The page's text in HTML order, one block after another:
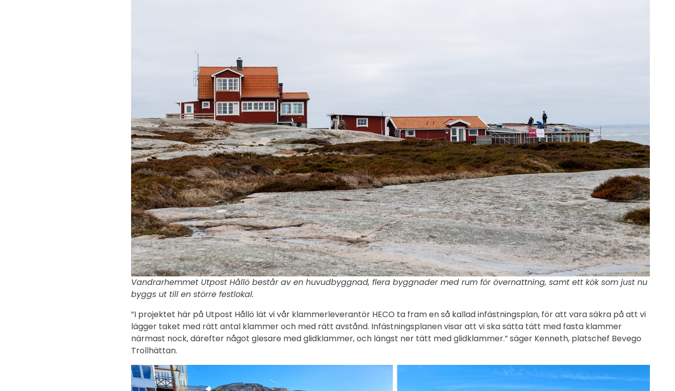
Vandrarhemmet Utpost Hållö består av en huvudbyggnad, flera byggnader med rum för övernattning, samt ett kök som just nu
byggs ut till en större festlokal.
”I projektet här på Utpost Hållö lät vi vår klammerleverantör HECO ta fram en så kallad infästningsplan, för att vara säkra på att vi
lägger taket med rätt antal klammer och med rätt avstånd. Infästningsplanen visar att vi ska sätta tätt med fasta klammer
närmast nock, därefter något glesare med glidklammer, och längst ner tätt med glidklammer.” säger Kenneth, platschef Bevego
Trollhättan.